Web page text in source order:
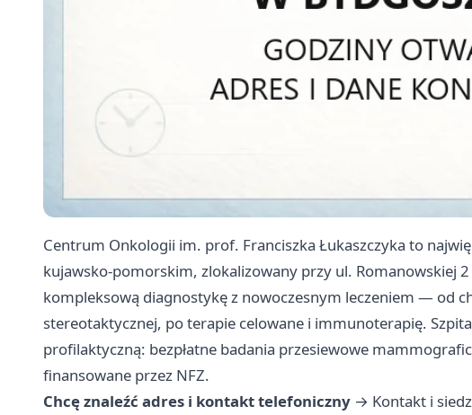
Centrum Onkologii im. prof. Franciszka Łukaszczyka to
kujawsko-pomorskim, zlokalizowany przy ul. Romanowskiej 2
kompleksową diagnostykę z nowoczesnym leczeniem — od
stereotaktycznej, po terapie celowane i immunoterapię.
profilaktyczną: bezpłatne badania przesiewowe
finansowane przez NFZ.
Chcę znaleźć adres i kontakt telefoniczny → Kontakt i